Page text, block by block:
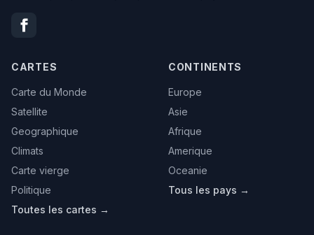
CARTES
Carte du Monde
Satellite
Geographique
Climats
Carte vierge
Politique
Toutes les cartes →
CONTINENTS
Europe
Asie
Afrique
Amerique
Oceanie
Tous les pays →